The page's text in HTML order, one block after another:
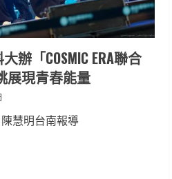
辦「COSMIC ERA聯合
展現青春能量
慧明台南報導